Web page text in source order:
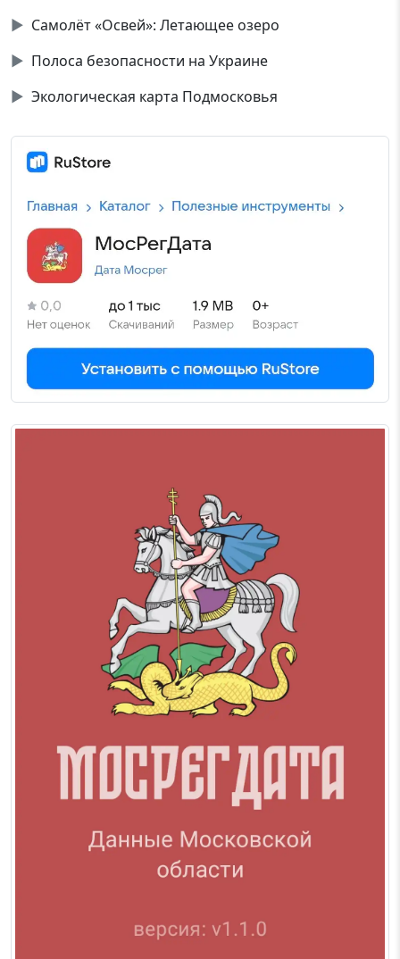
▶ Самолёт «Освей»: Летающее озеро
▶ Полоса безопасности на Украине
▶ Экологическая карта Подмосковья